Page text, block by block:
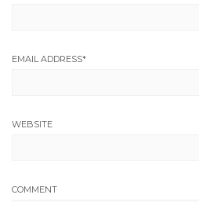
EMAIL ADDRESS*
WEBSITE
COMMENT